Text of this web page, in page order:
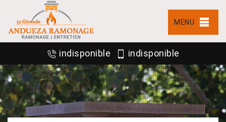
MENU
indisponible indisponible